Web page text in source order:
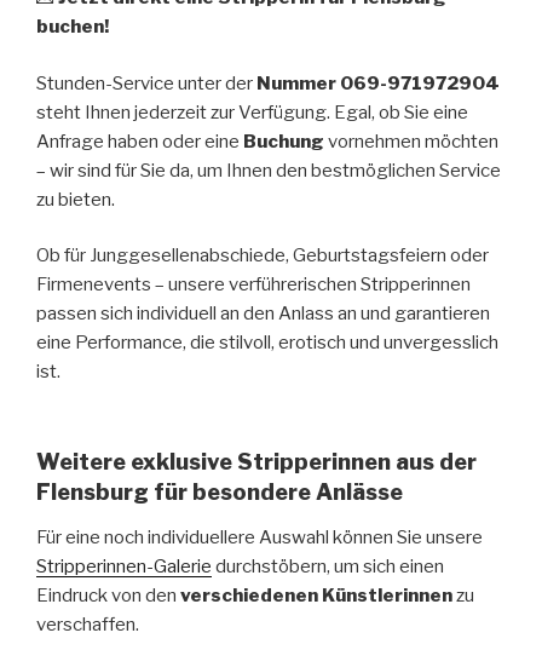
buchen!
Stunden-Service unter der Nummer 069-971972904
steht Ihnen jederzeit zur Verfügung. Egal, ob Sie eine
Anfrage haben oder eine Buchung vornehmen möchten
– wir sind für Sie da, um Ihnen den bestmöglichen Service
zu bieten.
Ob für Junggesellenabschiede, Geburtstagsfeiern oder
Firmenevents – unsere verführerischen Stripperinnen
passen sich individuell an den Anlass an und garantieren
eine Performance, die stilvoll, erotisch und unvergesslich
ist.
Weitere exklusive Stripperinnen aus der
Flensburg für besondere Anlässe
Für eine noch individuellere Auswahl können Sie unsere
Stripperinnen-Galerie durchstöbern, um sich einen
Eindruck von den verschiedenen Künstlerinnenzu
verschaffen.